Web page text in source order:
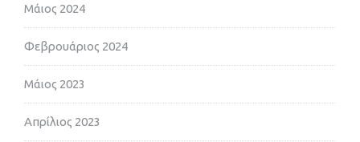
Μάιος 2024
Φεβρουάριος 2024
Μάιος 2023
Απρίλιος 2023